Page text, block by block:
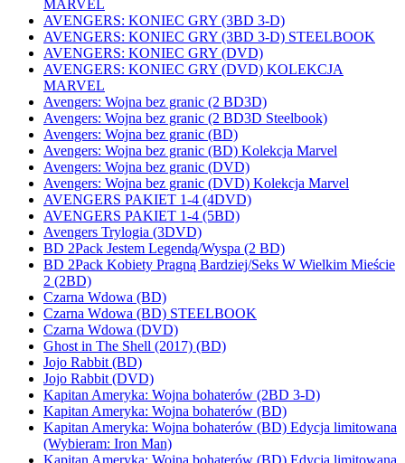
MARVEL
AVENGERS: KONIEC GRY (3BD 3-D)
AVENGERS: KONIEC GRY (3BD 3-D) STEELBOOK
AVENGERS: KONIEC GRY (DVD)
AVENGERS: KONIEC GRY (DVD) KOLEKCJA
MARVEL
Avengers: Wojna bez granic (2 BD3D)
Avengers: Wojna bez granic (2 BD3D Steelbook)
Avengers: Wojna bez granic (BD)
Avengers: Wojna bez granic (BD) Kolekcja Marvel
Avengers: Wojna bez granic (DVD)
Avengers: Wojna bez granic (DVD) Kolekcja Marvel
AVENGERS PAKIET 1-4 (4DVD)
AVENGERS PAKIET 1-4 (5BD)
Avengers Trylogia (3DVD)
BD 2Pack Jestem Legendą/Wyspa (2 BD)
BD 2Pack Kobiety Pragną Bardziej/Seks W Wielkim Mieście
2 (2BD)
Czarna Wdowa (BD)
Czarna Wdowa (BD) STEELBOOK
Czarna Wdowa (DVD)
Ghost in The Shell (2017) (BD)
Jojo Rabbit (BD)
Jojo Rabbit (DVD)
Kapitan Ameryka: Wojna bohaterów (2BD 3-D)
Kapitan Ameryka: Wojna bohaterów (BD)
Kapitan Ameryka: Wojna bohaterów (BD) Edycja limitowana
(Wybieram: Iron Man)
Kapitan Ameryka: Wojna bohaterów (BD) Edycja limitowana